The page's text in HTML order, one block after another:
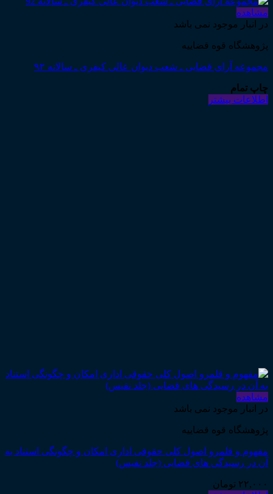
مشاهده
در انبار موجود نمی باشد
پژوهشگاه قوه قضاییه
مجموعه آرای قضایی ـ شعب دیوان عالی کیفری ـ سالانه ۹۲
چاپ تمام
اطلاعات بیشتر
مشاهده
در انبار موجود نمی باشد
پژوهشگاه قوه قضاییه
مفهوم و قلمرو اصول کلی حقوقی اداری امکان و چگونگی استناد به
آن در رسیدگی های قضایی (جلد نفیس)
۲۲,۰۰۰ تومان